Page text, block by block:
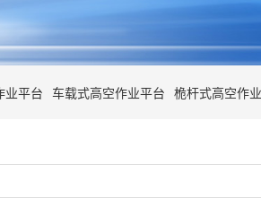
业平台 车载式高空作业平台 桅杆式高空作